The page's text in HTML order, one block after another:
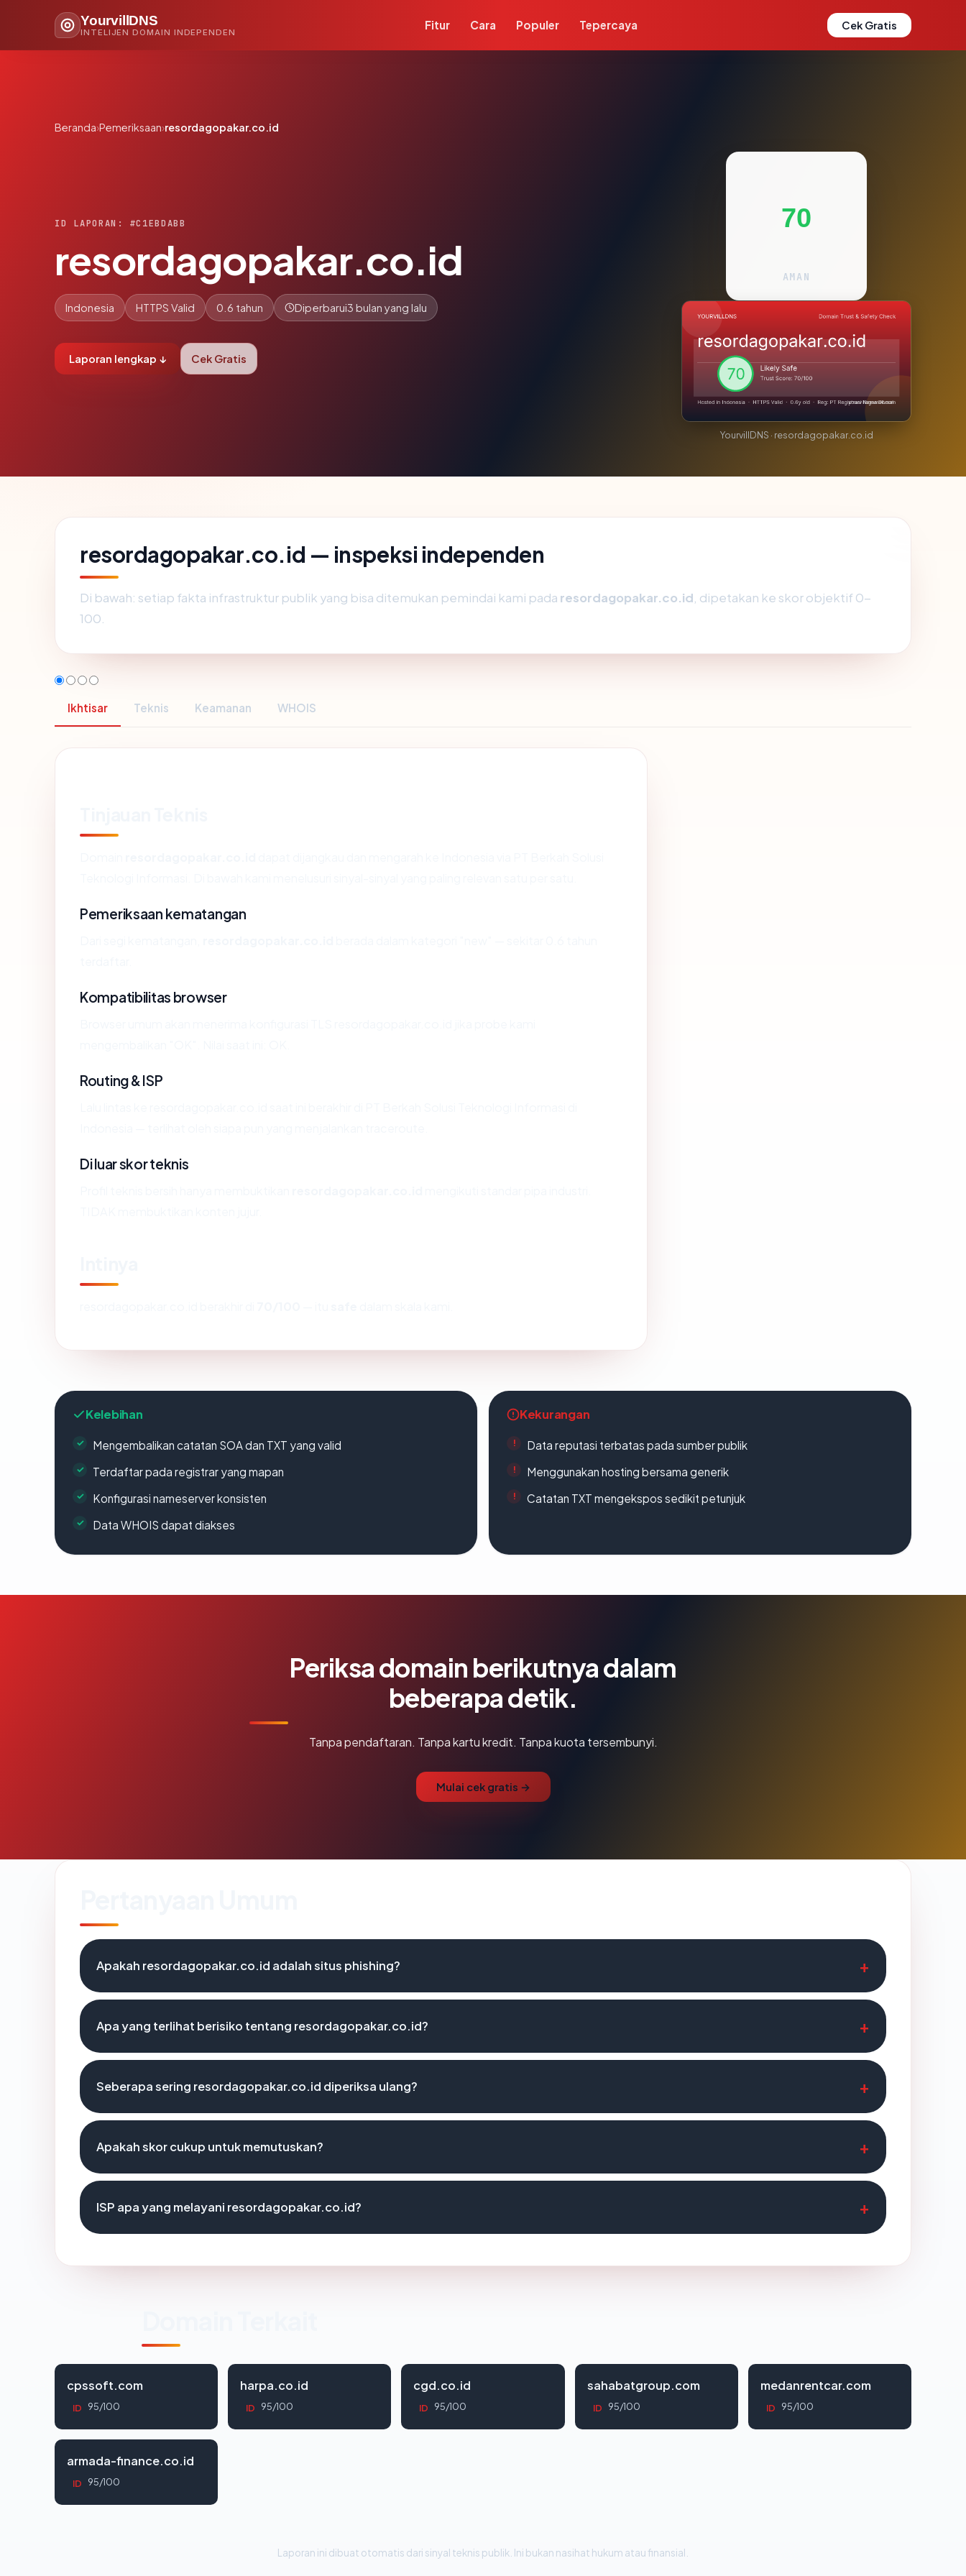
YourvillDNS
INTELIJEN DOMAIN INDEPENDEN
Fitur Cara Populer Tepercaya Cek Gratis
Beranda›Pemeriksaan›resordagopakar.co.id
ID LAPORAN: #C1EBDABB
resordagopakar.co.id
Indonesia HTTPS Valid 0.6 tahun Diperbarui3 bulan yang lalu
Laporan lengkap ↓ Cek Gratis
70
AMAN
YourvillDNS · resordagopakar.co.id
resordagopakar.co.id — inspeksi independen
Di bawah: setiap fakta infrastruktur publik yang bisa ditemukan pemindai kami pada resordagopakar.co.id , dipetakan ke skor objektif 0-
100.
Ikhtisar Teknis Keamanan WHOIS
Pemeriksaan kematangan
Kompatibilitas browser
Routing & ISP
Di luar skor teknis
Kelebihan
Mengembalikan catatan SOA dan TXT yang valid
Terdaftar pada registrar yang mapan
Konfigurasi nameserver konsisten
Data WHOIS dapat diakses
Kekurangan
Data reputasi terbatas pada sumber publik
Menggunakan hosting bersama generik
Catatan TXT mengekspos sedikit petunjuk
Periksa domain berikutnya dalam
beberapa detik.
Tanpa pendaftaran. Tanpa kartu kredit. Tanpa kuota tersembunyi.
Mulai cek gratis →
Apakah resordagopakar.co.id adalah situs phishing?
Apa yang terlihat berisiko tentang resordagopakar.co.id?
Seberapa sering resordagopakar.co.id diperiksa ulang?
Apakah skor cukup untuk memutuskan?
ISP apa yang melayani resordagopakar.co.id?
cpssoft.com
ID 95/100
harpa.co.id
ID 95/100
cgd.co.id
ID 95/100
sahabatgroup.com
ID 95/100
medanrentcar.com
ID 95/100
armada-finance.co.id
ID 95/100
Laporan ini dibuat otomatis dari sinyal teknis publik. Ini bukan nasihat hukum atau finansial.